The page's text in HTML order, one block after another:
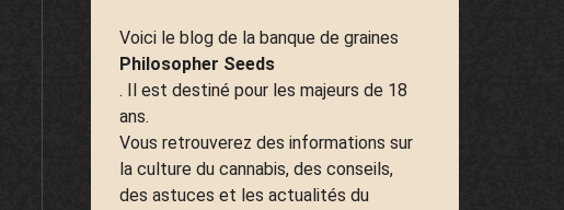
Voici le blog de la banque de graines
Philosopher Seeds
. Il est destiné pour les majeurs de 18
ans.
Vous retrouverez des informations sur
la culture du cannabis, des conseils,
des astuces et les actualités du